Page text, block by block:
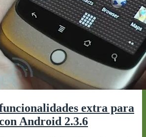
extra para
Android 2.3.6